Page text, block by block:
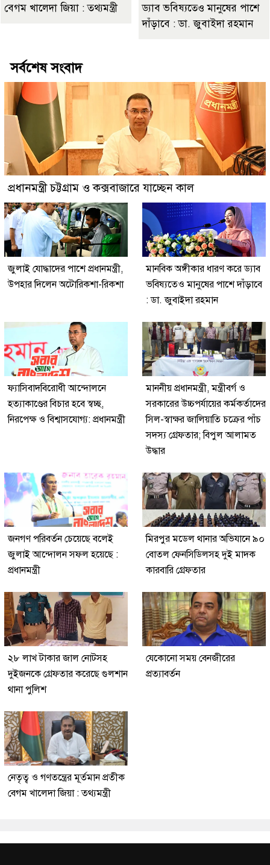
বেগম খালেদা জিয়া : তথ্যমন্ত্রী
ড্যাব ভবিষ্যতেও মানুষের পাশে
দাঁড়াবে : ডা. জুবাইদা রহমান
সর্বশেষ সংবাদ
প্রধানমন্ত্রী চট্টগ্রাম ও কক্সবাজারে যাচ্ছেন কাল
জুলাই যোদ্ধাদের পাশে প্রধানমন্ত্রী,
উপহার দিলেন অটোরিকশা-রিকশা
মানবিক অঙ্গীকার ধারণ করে ড্যাব
ভবিষ্যতেও মানুষের পাশে দাঁড়াবে
: ডা. জুবাইদা রহমান
ফ্যাসিবাদবিরোধী আন্দোলনে
হত্যাকাণ্ডের বিচার হবে স্বচ্ছ,
নিরপেক্ষ ও বিশ্বাসযোগ্য: প্রধানমন্ত্রী
মাননীয় প্রধানমন্ত্রী, মন্ত্রীবর্গ ও
সরকারের উচ্চপর্যায়ের কর্মকর্তাদের
সিল-স্বাক্ষর জালিয়াতি চক্রের পাঁচ
সদস্য গ্রেফতার; বিপুল আলামত
উদ্ধার
জনগণ পরিবর্তন চেয়েছে বলেই
জুলাই আন্দোলন সফল হয়েছে :
প্রধানমন্ত্রী
মিরপুর মডেল থানার অভিযানে ৯০
বোতল ফেনসিডিলসহ দুই মাদক
কারবারি গ্রেফতার
২৮ লাখ টাকার জাল নোটসহ
দুইজনকে গ্রেফতার করেছে গুলশান
থানা পুলিশ
যেকোনো সময় বেনজীরের
প্রত্যাবর্তন
নেতৃত্ব ও গণতন্ত্রের মূর্তমান প্রতীক
বেগম খালেদা জিয়া : তথ্যমন্ত্রী